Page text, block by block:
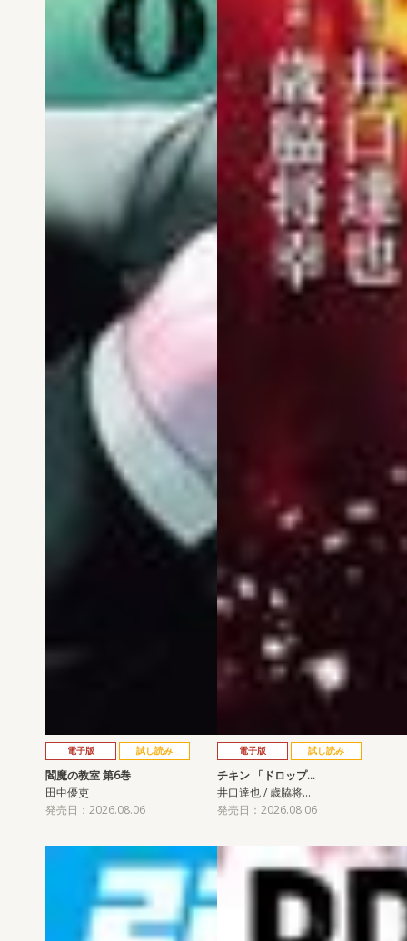
電子版 試し読み
閻魔の教室 第6巻
田中優吏
発売日：2026.08.06
電子版 試し読み
チキン 「ドロップ…
井口達也 / 歳脇将…
発売日：2026.08.06